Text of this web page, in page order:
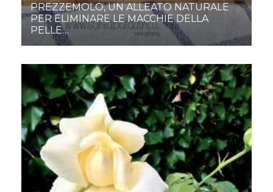
PREZZEMOLO, UN ALLEATO NATURALE
PER ELIMINARE LE MACCHIE DELLA
PELLE…